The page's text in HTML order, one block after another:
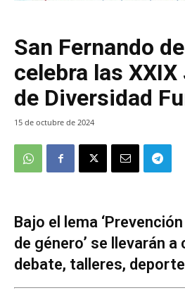
San Fernando
celebra las
de Diversidad
15 de octubre de 2024
Bajo el lema
de género’ se llevarán
debate, talleres,